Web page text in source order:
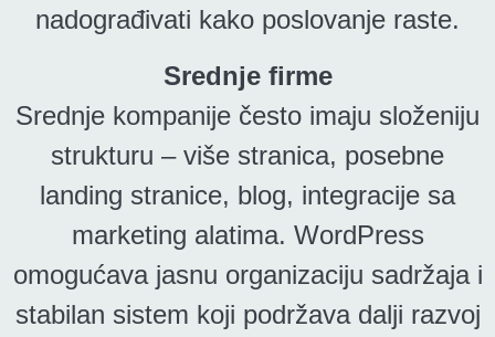
nadograđivati kako poslovanje raste.
Srednje firme
Srednje kompanije često imaju složeniju
strukturu – više stranica, posebne
landing stranice, blog, integracije sa
marketing alatima. WordPress
omogućava jasnu organizaciju sadržaja i
stabilan sistem koji podržava dalji razvoj